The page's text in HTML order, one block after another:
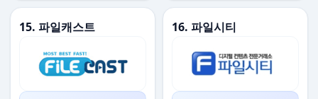
15. 파일캐스트 16. 파일시티